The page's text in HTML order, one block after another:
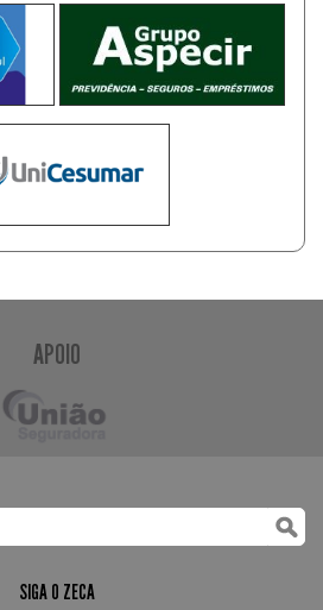
APOIO
SIGA O ZECA